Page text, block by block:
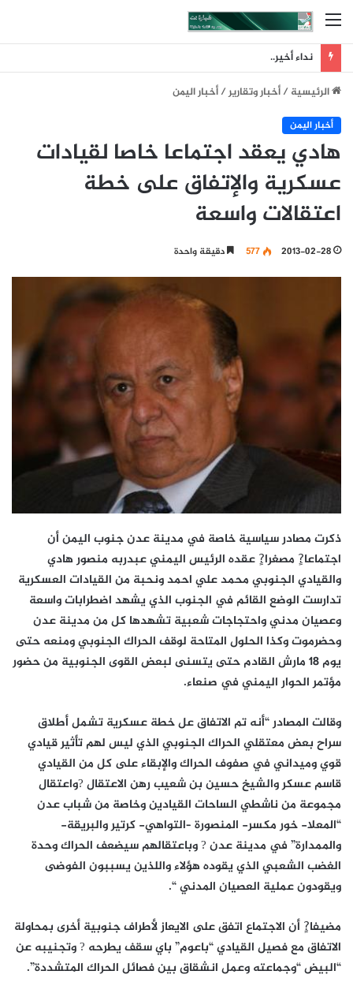
القائمة
نداء أخير..
الرئيسية/أخبار وتقارير/أخبار اليمن
أخبار اليمن
هادي يعقد اجتماعا خاصا لقيادات
عسكرية والإتفاق على خطة
اعتقالات واسعة
2013-02-28
577 دقيقة واحدة
ذكرت مصادر سياسية خاصة في مدينة عدن جنوب اليمن أن
اجتماعا?ٍ مصغرا?ٍ عقده الرئيس اليمني عبدربه منصور هادي
والقيادي الجنوبي محمد علي احمد ونحبة من القيادات العسكرية
تدارست الوضع القائم في الجنوب الذي يشهد اضطرابات واسعة
وعصيان مدني واحتجاجات شعبية تشهدها كل من مدينة عدن
وحضرموت وكذا الحلول المتاحة لوقف الحراك الجنوبي ومنعه حتى
يوم 18 مارش القادم حتى يتسنى لبعض القوى الجنوبية من حضور
مؤتمر الحوار اليمني في صنعاء.
وقالت المصادر “أنه تم الاتفاق عل خطة عسكرية تشمل أطلاق
سراح بعض معتقلي الحراك الجنوبي الذي ليس لهم تأثير قيادي
قوي وميداني في صفوف الحراك والإبقاء على كل من القيادي
قاسم عسكر والشيخ حسين بن شعيب رهن الاعتقال ?واعتقال
مجموعة من ناشطي الساحات القيادين وخاصة من شباب عدن
“المعلا- خور مكسر- المنصورة –التواهي- كرتير والبريقة-
والممدارة” في مدينة عدن ? وباعتقالهم سيضعف الحراك وحدة
الغضب الشعبي الذي يقوده هؤلاء واللذين يسببون الفوضى
ويقودون عملية العصيان المدني “.
مضيفا?ٍ أن الاجتماع اتفق على الايعاز لأطراف جنوبية أخرى بمحاولة
الاتفاق مع فصيل القيادي “باعوم” باي سقف يطرحه ? وتجنيبه عن
“البيض “وجماعته وعمل انشقاق بين فصائل الحراك المتشددة”.